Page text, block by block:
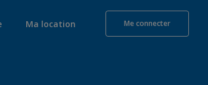
Ma location Me connecter